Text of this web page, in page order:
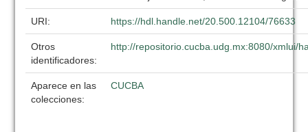
URI: https://hdl.handle.net/20.500.12104/76633
Otros
identificadores:
http://repositorio.cucba.udg.mx:8080/xmlui/
Aparece en las
colecciones:
CUCBA